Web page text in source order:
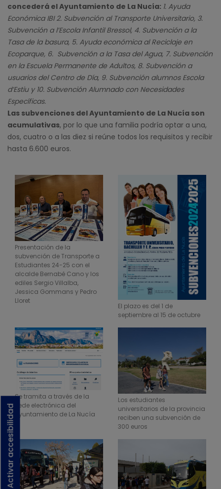
Activar accesibilidad
concederá el Ayuntamiento de La Nucía: 1. Ayuda
Económica IBI 2. Subvención al Transporte Universitario, 3.
Subvención a l’Escola Infantil Bressol, 4. Subvención a la
Tasa de la basura, 5. Ayuda económica al Reciclaje en
Ecoparque, 6. Subvención a la Tasa del Agua, 7. Subvención
en la Escuela Permanente de Adultos, 8. Subvención a
usuarios del Centro de Día, 9. Subvención alumnos Escola
d’Estiu y 10. Subvención Alumnado con Necesidades
Específicas.
Las subvenciones del Ayuntamiento de La Nucía son
acumulativas, por lo que una familia podría optar a una,
dos, cuatro o a las diez si reúne todos los requisitos y recibir
hasta 6.600 euros.
Presentación de la
subvención de Transporte a
Estudiantes 24-25 con el
alcalde Bernabé Cano y los
ediles Sergio Villalba,
Jessica Gommans y Pedro
Lloret
El plazo es del 1 de
septiembre al 15 de octubre
Se tramita a través de la
sede electrónica del
Ayuntamiento de La Nucía
Los estudiantes
universitarios de la provincia
reciben una subvención de
300 euros